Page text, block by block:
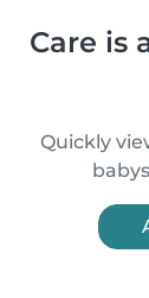
Care is
Quickly